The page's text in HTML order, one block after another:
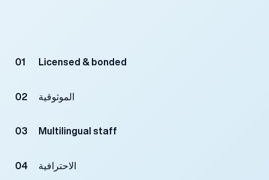
01 Licensed & bonded
02 الموثوقية
03 Multilingual staff
04 الاحترافية